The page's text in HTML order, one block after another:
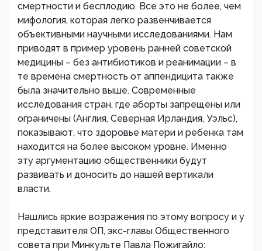
смертности и бесплодию. Все это не более, чем
мифология, которая легко развенчивается
объективными научными исследованиями. Нам
приводят в пример уровень ранней советской
медицины – без антибиотиков и реанимации – в
те времена смертность от аппендицита также
была значительно выше. Современные
исследования стран, где аборты запрещены или
ограничены (Англия, Северная Ирландия, Уэльс),
показывают, что здоровье матери и ребенка там
находится на более высоком уровне. Именно
эту аргументацию общественники будут
развивать и доносить до нашей вертикали
власти.
Нашлись яркие возражения по этому вопросу и у
представителя ОП, экс-главы Общественного
совета при Минкульте Павла Пожигайло: